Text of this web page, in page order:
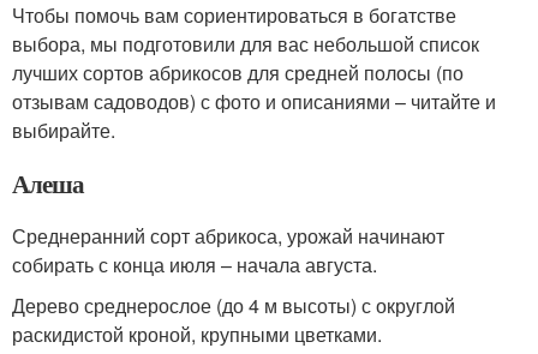
Чтобы помочь вам сориентироваться в богатстве
выбора, мы подготовили для вас небольшой список
лучших сортов абрикосов для средней полосы (по
отзывам садоводов) с фото и описаниями – читайте и
выбирайте.
Алеша
Среднеранний сорт абрикоса, урожай начинают
собирать с конца июля – начала августа.
Дерево среднерослое (до 4 м высоты) с округлой
раскидистой кроной, крупными цветками.